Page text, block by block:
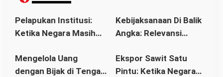
p
o
Pelapukan Institusi:
Ketika Negara Masih
Wibawanya Mulai
Runtuh
Kebijaksanaan Di Balik
Angka: Relevansi
Perbankan Modern
Mengelola Uang
dengan Bijak di Tengah
Ekspor Sawit Satu
Pintu: Ketika Negara